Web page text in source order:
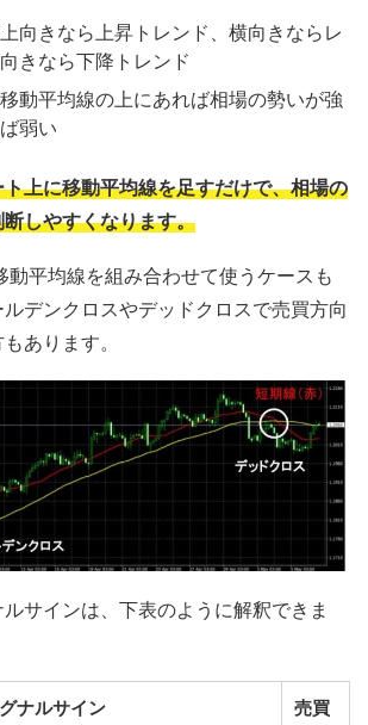
向きなら上昇トレンド、横向きならレ
きなら下降トレンド
動平均線の上にあれば相場の勢いが強
弱い
上に移動平均線を足すだけで、相場の
しやすくなります。
動平均線を組み合わせて使うケースも
デンクロスやデッドクロスで売買方向
あります。
サインは、下表のように解釈できま
ナルサイン
売買